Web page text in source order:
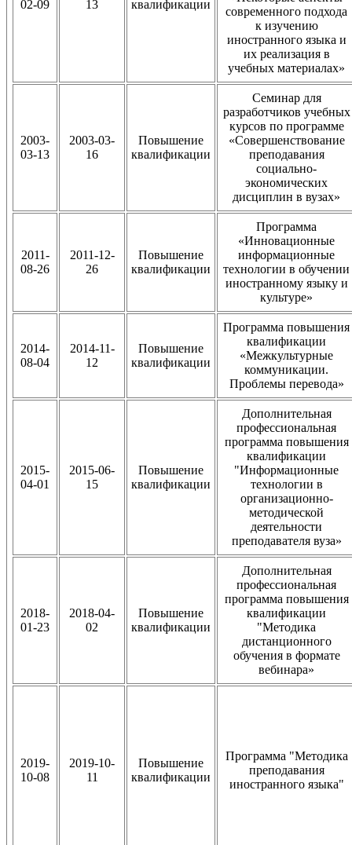
02-09
13
квалификации
современного подхода
к изучению
иностранного языка и
их реализация в
учебных материалах»
2003-
03-13
2003-03-
16
Повышение
квалификации
Семинар для
разработчиков учебных
курсов по программе
«Совершенствование
преподавания
социально-
экономических
дисциплин в вузах»
2011-
08-26
2011-12-
26
Повышение
квалификации
Программа
«Инновационные
информационные
технологии в обучении
иностранному языку и
культуре»
2014-
08-04
2014-11-
12
Повышение
квалификации
Программа повышения
квалификации
«Межкультурные
коммуникации.
Проблемы перевода»
2015-
04-01
2015-06-
15
Повышение
квалификации
Дополнительная
профессиональная
программа повышения
квалификации
"Информационные
технологии в
организационно-
методической
деятельности
преподавателя вуза»
2018-
01-23
2018-04-
02
Повышение
квалификации
Дополнительная
профессиональная
программа повышения
квалификации
"Методика
дистанционного
обучения в формате
вебинара»
2019-
10-08
2019-10-
11
Повышение
квалификации
Программа "Методика
преподавания
иностранного языка"